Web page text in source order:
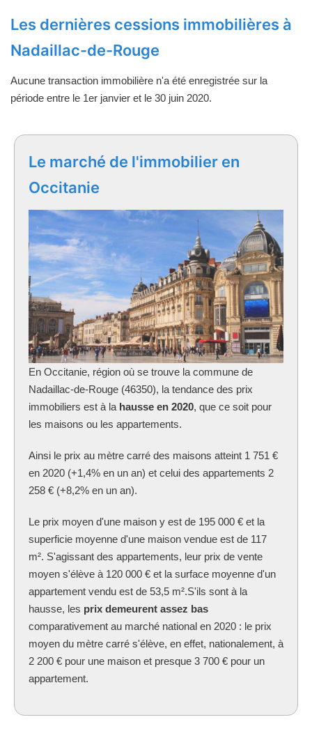
Les dernières cessions immobilières à
Nadaillac-de-Rouge
Aucune transaction immobilière n'a été enregistrée sur la
période entre le 1er janvier et le 30 juin 2020.
Le marché de l'immobilier en
Occitanie
En Occitanie, région où se trouve la commune de
Nadaillac-de-Rouge (46350), la tendance des prix
immobiliers est à la hausse en 2020, que ce soit pour
les maisons ou les appartements.
Ainsi le prix au mètre carré des maisons atteint 1 751 €
en 2020 (+1,4% en un an) et celui des appartements 2
258 € (+8,2% en un an).
Le prix moyen d'une maison y est de 195 000 € et la
superficie moyenne d'une maison vendue est de 117
m². S'agissant des appartements, leur prix de vente
moyen s'élève à 120 000 € et la surface moyenne d'un
appartement vendu est de 53,5 m².S'ils sont à la
hausse, les prix demeurent assez bas
comparativement au marché national en 2020 : le prix
moyen du mètre carré s'élève, en effet, nationalement, à
2 200 € pour une maison et presque 3 700 € pour un
appartement.